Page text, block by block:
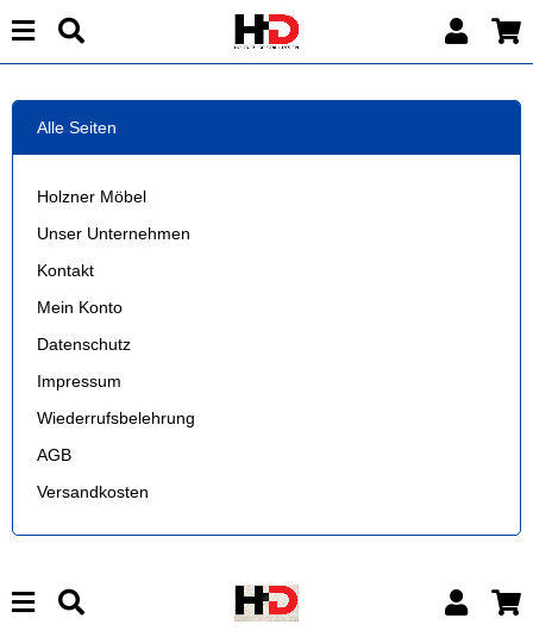
Alle Seiten
Holzner Möbel
Unser Unternehmen
Kontakt
Mein Konto
Datenschutz
Impressum
Wiederrufsbelehrung
AGB
Versandkosten